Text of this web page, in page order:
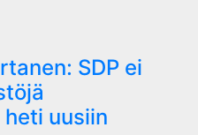
SDP ei
uusiin